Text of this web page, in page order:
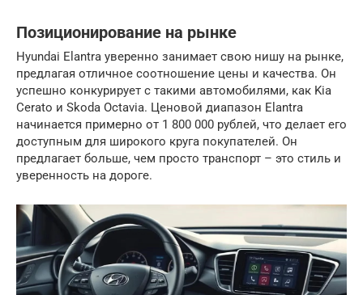
Позиционирование на рынке
Hyundai Elantra уверенно занимает свою нишу на рынке,
предлагая отличное соотношение цены и качества. Он
успешно конкурирует с такими автомобилями, как Kia
Cerato и Skoda Octavia. Ценовой диапазон Elantra
начинается примерно от 1 800 000 рублей, что делает его
доступным для широкого круга покупателей. Он
предлагает больше, чем просто транспорт – это стиль и
уверенность на дороге.